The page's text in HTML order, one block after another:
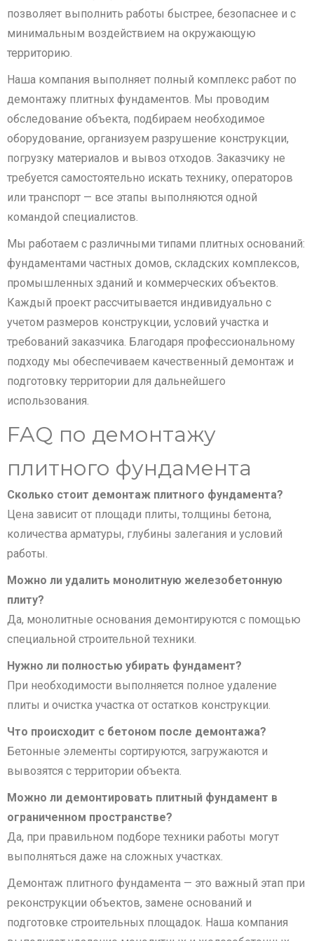
позволяет выполнить работы быстрее, безопаснее и с
минимальным воздействием на окружающую
территорию.
Наша компания выполняет полный комплекс работ по
демонтажу плитных фундаментов. Мы проводим
обследование объекта, подбираем необходимое
оборудование, организуем разрушение конструкции,
погрузку материалов и вывоз отходов. Заказчику не
требуется самостоятельно искать технику, операторов
или транспорт — все этапы выполняются одной
командой специалистов.
Мы работаем с различными типами плитных оснований:
фундаментами частных домов, складских комплексов,
промышленных зданий и коммерческих объектов.
Каждый проект рассчитывается индивидуально с
учетом размеров конструкции, условий участка и
требований заказчика. Благодаря профессиональному
подходу мы обеспечиваем качественный демонтаж и
подготовку территории для дальнейшего
использования.
FAQ по демонтажу
плитного фундамента
Сколько стоит демонтаж плитного фундамента?
Цена зависит от площади плиты, толщины бетона,
количества арматуры, глубины залегания и условий
работы.
Можно ли удалить монолитную железобетонную
плиту?
Да, монолитные основания демонтируются с помощью
специальной строительной техники.
Нужно ли полностью убирать фундамент?
При необходимости выполняется полное удаление
плиты и очистка участка от остатков конструкции.
Что происходит с бетоном после демонтажа?
Бетонные элементы сортируются, загружаются и
вывозятся с территории объекта.
Можно ли демонтировать плитный фундамент в
ограниченном пространстве?
Да, при правильном подборе техники работы могут
выполняться даже на сложных участках.
Демонтаж плитного фундамента — это важный этап при
реконструкции объектов, замене оснований и
подготовке строительных площадок. Наша компания